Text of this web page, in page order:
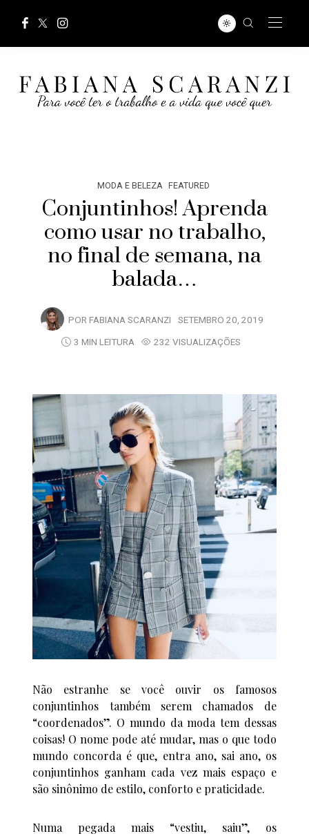
MODA E BELEZA FEATURED
Conjuntinhos! Aprenda
como usar no trabalho,
no final de semana, na
balada…
POR FABIANA SCARANZI SETEMBRO 20, 2019
3 MIN LEITURA
232 VISUALIZAÇÕES
Não estranhe se você ouvir os famosos
conjuntinhos também serem chamados de
“coordenados”. O mundo da moda tem dessas
coisas! O nome pode até mudar, mas o que todo
mundo concorda é que, entra ano, sai ano, os
conjuntinhos ganham cada vez mais espaço e
são sinônimo de estilo, conforto e praticidade.
Numa pegada mais “vestiu, saiu”, os